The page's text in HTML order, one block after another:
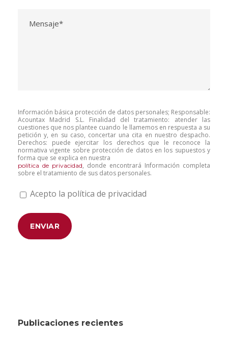
Información básica protección de datos personales; Responsable:
Acountax Madrid S.L. Finalidad del tratamiento: atender las
cuestiones que nos plantee cuando le llamemos en respuesta a su
petición y, en su caso, concertar una cita en nuestro despacho.
Derechos: puede ejercitar los derechos que le reconoce la
normativa vigente sobre protección de datos en los supuestos y
forma que se explica en nuestra
política de privacidad, donde encontrará Información completa
sobre el tratamiento de sus datos personales.
Acepto la política de privacidad
Publicaciones recientes